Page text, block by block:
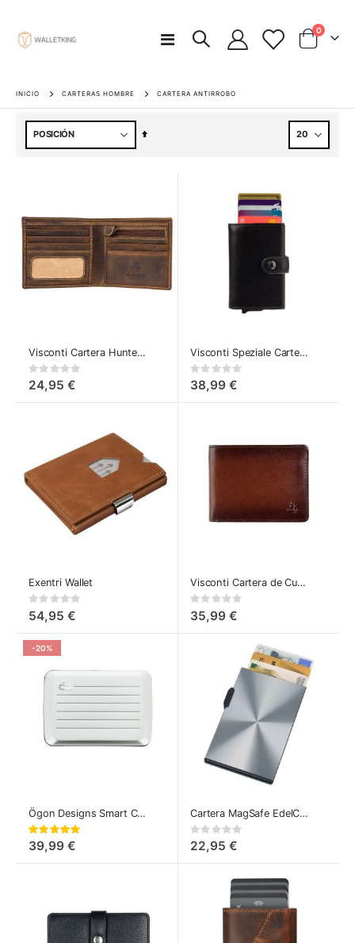
Toggle
0artículos
INICIO CARTERAS HOMBRE CARTERA ANTIRROBO
Fijar
Visconti Cartera Hunter Shield
Rating:
24,95 €
Visconti Speziale Cartera Pop-up
Rating:
38,99 €
Exentri Wallet
Rating:
54,95 €
Visconti Cartera de Cuero Roland
Rating:
35,99 €
-20%
Ögon Designs Smart Credit Card Case V2 - Cartera de Aluminio
Valoración:
100%
39,99 €
Cartera MagSafe EdelCard de Troika
Rating:
0%
22,95 €